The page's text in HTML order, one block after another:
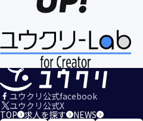
ユウクリ公式facebook
ユウクリ公式X
TOP 求人を探す NEWS